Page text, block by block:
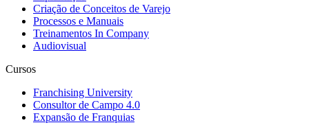
Criação de Conceitos de Varejo
Processos e Manuais
Treinamentos In Company
Audiovisual
Cursos
Franchising University
Consultor de Campo 4.0
Expansão de Franquias